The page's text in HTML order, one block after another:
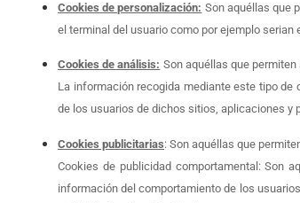
Cookies de personalización: Son aquéllas que
el terminal del usuario como por ejemplo
Cookies de análisis: Son aquéllas que
La información recogida mediante este tipo
de los usuarios de dichos sitios, aplicaciones y
Cookies publicitarias: Son aquéllas que
Cookies de publicidad comportamental: Son
información del comportamiento de los